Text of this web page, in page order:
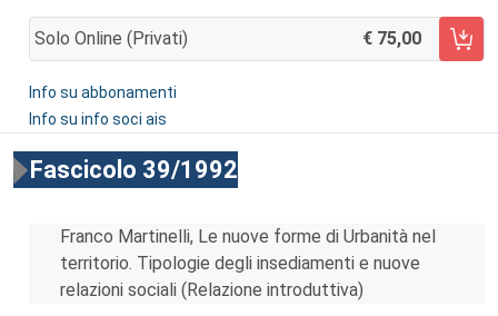
Solo Online (privati) 75,00
AGGIUNGI AL CARRELLO
Info su abbonamenti
Info su info soci ais
Fascicolo 39/1992
Franco Martinelli, Le nuove forme di Urbanità nel
territorio. Tipologie degli insediamenti e nuove
relazioni sociali (Relazione introduttiva)